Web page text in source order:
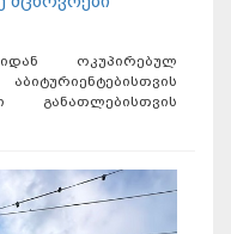
ოკუპირებულ
განათლებისთვის